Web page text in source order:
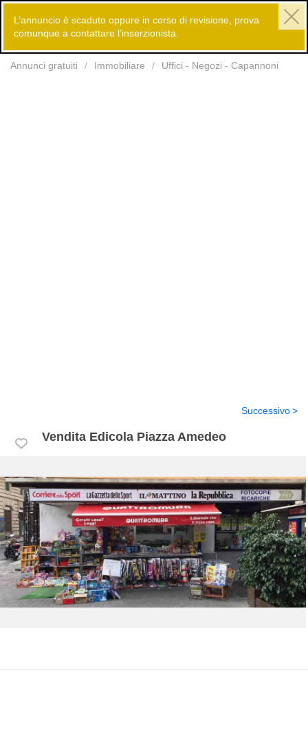
Annunci gratuiti Immobiliare Uffici - Negozi - Capannoni
L’annuncio è scaduto oppure in corso di revisione, prova
comunque a contattare l’inserzionista.
Vendita Edicola Piazza Amedeo
Successivo